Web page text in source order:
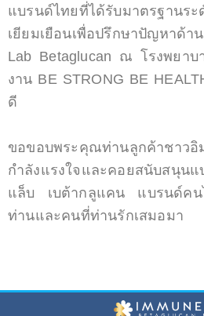
แบรนด์ไทยที่ได้รับมาตรฐาน
เยียมเยือนเพื่อปรึกษาปัญหาด้
Lab Betaglucan ณ โรงพยาบ
งาน BE STRONG BE
ดี
ขอขอบพระคุณท่านลูกค้าชาว
กำลังแรงใจและคอยสนับสนุ
แล็บ เบต้ากลูแคน แบรนด์คน
ท่านและคนที่ท่านรักเสมอมา